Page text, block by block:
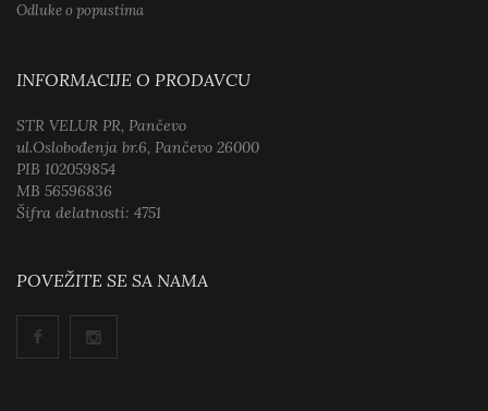
Odluke o popustima
INFORMACIJE O PRODAVCU
STR VELUR PR, Pančevo
ul.Oslobođenja br.6, Pančevo 26000
PIB 102059854
MB 56596836
Šifra delatnosti: 4751
POVEŽITE SE SA NAMA